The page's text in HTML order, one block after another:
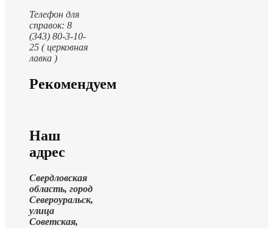
Телефон для
справок: 8
(343) 80-3-10-
25 ( церковная
лавка )
Рекомендуем
Наш
адрес
Свердловская
область, город
Североуральск,
улица
Советская,